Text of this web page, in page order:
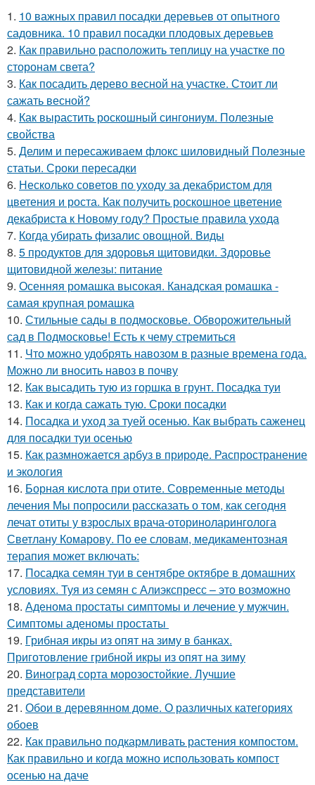
1. 10 важных правил посадки деревьев от опытного
садовника. 10 правил посадки плодовых деревьев
2. Как правильно расположить теплицу на участке по
сторонам света?
3. Как посадить дерево весной на участке. Стоит ли
сажать весной?
4. Как вырастить роскошный сингониум. Полезные
свойства
5. Делим и пересаживаем флокс шиловидный Полезные
статьи. Сроки пересадки
6. Несколько советов по уходу за декабристом для
цветения и роста. Как получить роскошное цветение
декабриста к Новому году? Простые правила ухода
7. Когда убирать физалис овощной. Виды
8. 5 продуктов для здоровья щитовидки. Здоровье
щитовидной железы: питание
9. Осенняя ромашка высокая. Канадская ромашка -
самая крупная ромашка
10. Стильные сады в подмосковье. Обворожительный
сад в Подмосковье! Есть к чему стремиться
11. Что можно удобрять навозом в разные времена года.
Можно ли вносить навоз в почву
12. Как высадить тую из горшка в грунт. Посадка туи
13. Как и когда сажать тую. Сроки посадки
14. Посадка и уход за туей осенью. Как выбрать саженец
для посадки туи осенью
15. Как размножается арбуз в природе. Распространение
и экология
16. Борная кислота при отите. Современные методы
лечения Мы попросили рассказать о том, как сегодня
лечат отиты у взрослых врача-оториноларинголога
Светлану Комарову. По ее словам, медикаментозная
терапия может включать:
17. Посадка семян туи в сентябре октябре в домашних
условиях. Туя из семян с Алиэкспресс – это возможно
18. Аденома простаты симптомы и лечение у мужчин.
Симптомы аденомы простаты
19. Грибная икры из опят на зиму в банках.
Приготовление грибной икры из опят на зиму
20. Виноград сорта морозостойкие. Лучшие
представители
21. Обои в деревянном доме. О различных категориях
обоев
22. Как правильно подкармливать растения компостом.
Как правильно и когда можно использовать компост
осенью на даче